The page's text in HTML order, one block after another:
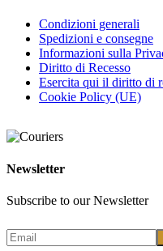
Condizioni generali
Spedizioni e consegne
Informazioni sulla
Diritto di Recesso
Esercita qui il diritto di
Cookie Policy (UE)
Newsletter
Subscribe to our Newsletter